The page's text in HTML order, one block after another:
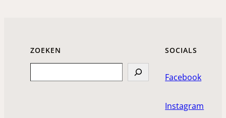
ZOEKEN SOCIALS
Facebook
Instagram